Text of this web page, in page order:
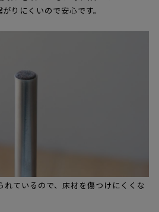
りにくいので安心です。
れているので、床材を傷つけにくくな